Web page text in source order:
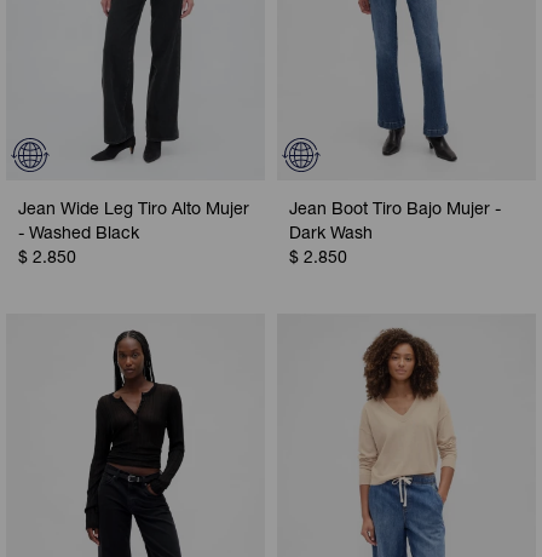
Jean Wide Leg Tiro Alto Mujer
- Washed Black
$ 2.850
Jean Boot Tiro Bajo Mujer -
Dark Wash
$ 2.850